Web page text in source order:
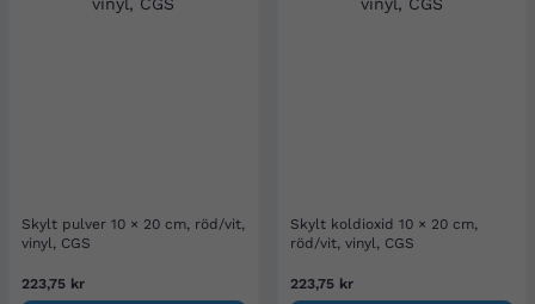
Skylt pulver 10 × 20 cm, röd/vit,
vinyl, CGS
223,75 kr
Skylt koldioxid 10 × 20 cm,
röd/vit, vinyl, CGS
223,75 kr